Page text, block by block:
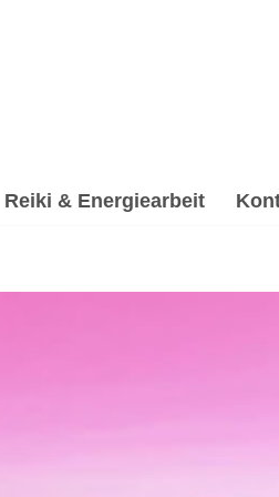
Reiki & Energiearbeit
Trauerverarbeitung &
Hypnose, ✔️ Psychologische
Leutenbach. Gemeinsam